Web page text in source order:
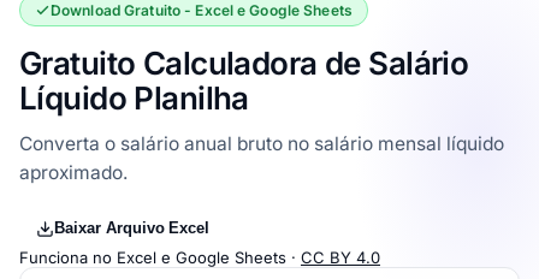
Download Gratuito - Excel e Google Sheets
Gratuito Calculadora de Salário
Líquido Planilha
Converta o salário anual bruto no salário mensal líquido
aproximado.
Baixar Arquivo Excel
Funciona no Excel e Google Sheets · CC BY 4.0